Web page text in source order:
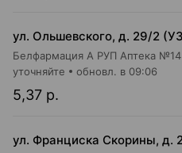
Белфармация А РУП Аптека №14
5,37 р.
уточняйте обновл. в 09:06